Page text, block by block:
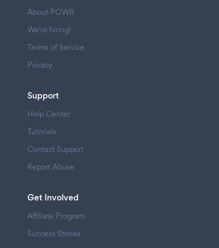
About POWR
We're hiring!
Terms of Service
Privacy
Support
Help Center
Tutorials
Contact Support
Report Abuse
Get Involved
Affiliate Program
Success Stories